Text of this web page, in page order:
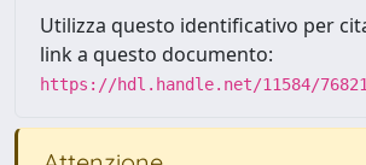
Utilizza questo identificativo per
link a questo documento:
https://hdl.handle.net/11584/76821